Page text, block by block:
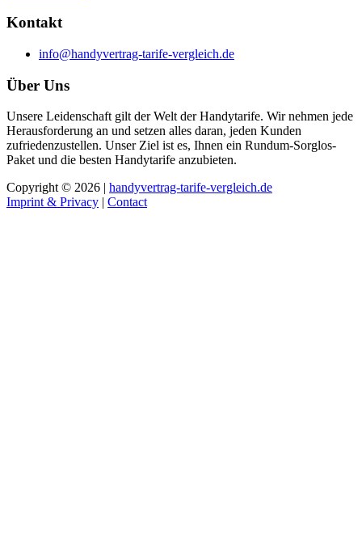
Kontakt
info@handyvertrag-tarife-vergleich.de
Über Uns
Unsere Leidenschaft gilt der Welt der Handytarife. Wir nehmen jede
Herausforderung an und setzen alles daran, jeden Kunden
zufriedenzustellen. Unser Ziel ist es, Ihnen ein Rundum-Sorglos-
Paket und die besten Handytarife anzubieten.
Copyright © 2026 | handyvertrag-tarife-vergleich.de
Imprint & Privacy | Contact